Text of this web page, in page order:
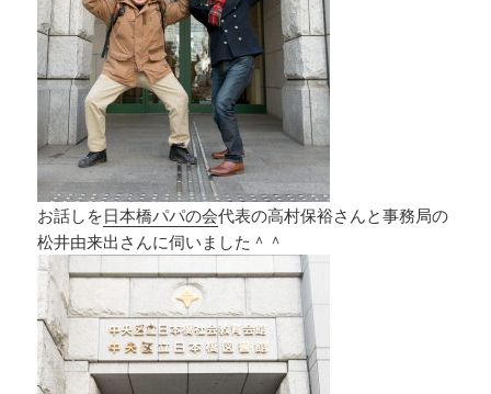
お話しを日本橋パパの会代表の高村保裕さんと事務局の
松井由来出さんに伺いました＾＾